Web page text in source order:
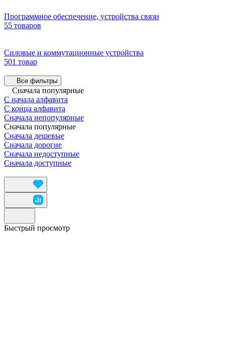
Программное обеспечение, устройства связи
55 товаров
Силовые и коммутационные устройства
501 товар
Все фильтры
Сначала популярные
С начала алфавита
С конца алфавита
Сначала непопулярные
Сначала популярные
Сначала дешевые
Сначала дорогие
Сначала недоступные
Сначала доступные
Быстрый просмотр